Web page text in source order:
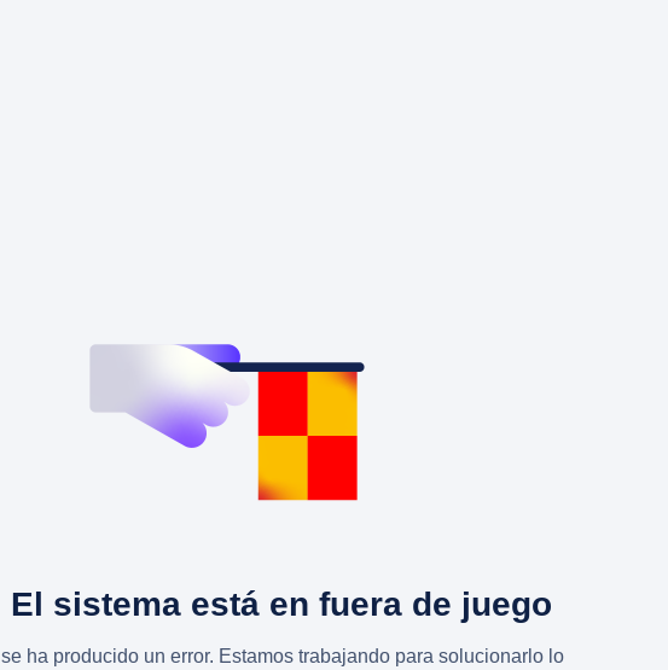
El sistema está en fuera de juego
ha producido un error. Estamos trabajando para solucionarlo lo